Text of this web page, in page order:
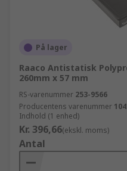
På lager
Raaco Antistatisk
260mm x 57 mm
RS-varenummer 253-9566
Producentens varenummer
Indhold (1 enhed)
Kr. 396,66(ekskl. moms)
Antal